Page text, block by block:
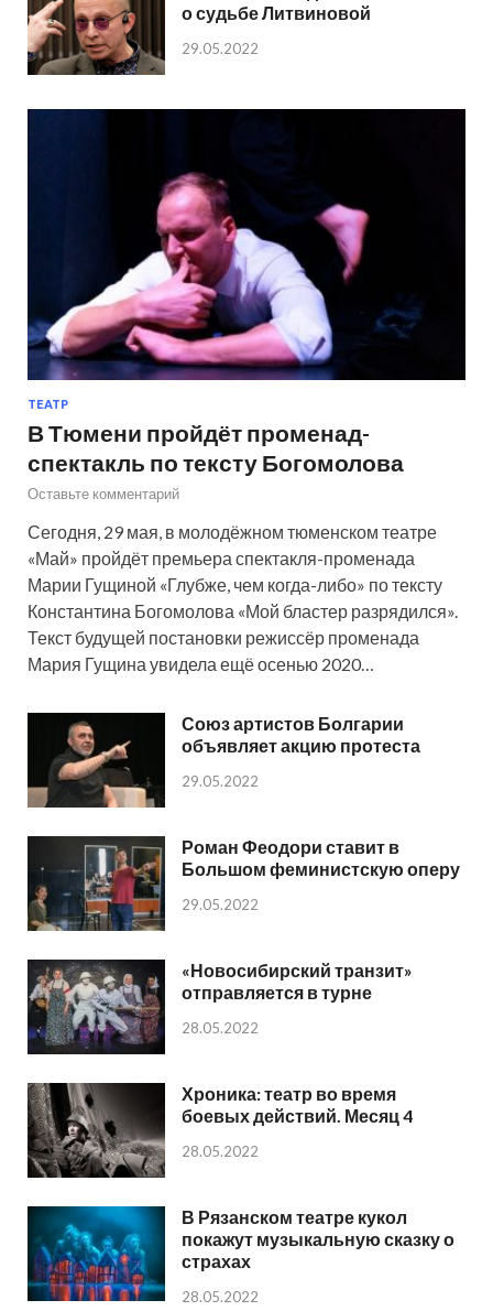
о судьбе Литвиновой
29.05.2022
ТЕАТР
В Тюмени пройдёт променад-
спектакль по тексту Богомолова
Оставьте комментарий
Сегодня, 29 мая, в молодёжном тюменском театре
«Май» пройдёт премьера спектакля-променада
Марии Гущиной «Глубже, чем когда-либо» по тексту
Константина Богомолова «Мой бластер разрядился».
Текст будущей постановки режиссёр променада
Мария Гущина увидела ещё осенью 2020…
Союз артистов Болгарии
объявляет акцию протеста
29.05.2022
Роман Феодори ставит в
Большом феминистскую оперу
29.05.2022
«Новосибирский транзит»
отправляется в турне
28.05.2022
Хроника: театр во время
боевых действий. Месяц 4
28.05.2022
В Рязанском театре кукол
покажут музыкальную сказку о
страхах
28.05.2022